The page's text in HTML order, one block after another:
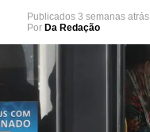
Publicados 3 semanas atrás
Por Da Redação